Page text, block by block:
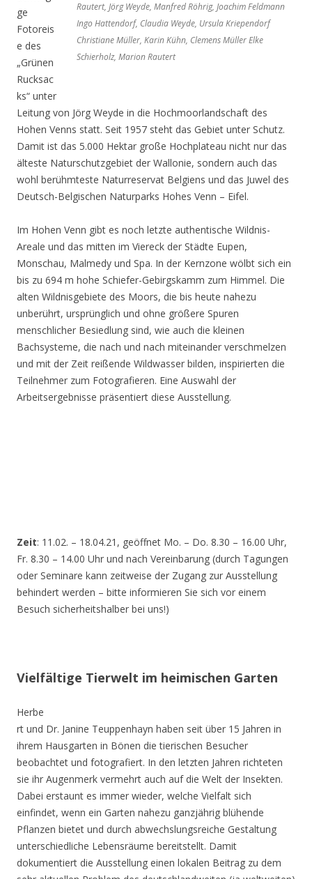
Rautert, Jörg Weyde, Manfred Röhrig, Joachim Feldmann
Ingo Hattendorf, Claudia Weyde, Ursula Kriependorf
Christiane Müller, Karin Kühn, Clemens Müller Elke
Schierholz, Marion Rautert
ge
Fotoreis
e des
„Grünen
Rucksac
ks“ unter
Leitung von Jörg Weyde in die Hochmoorlandschaft des
Hohen Venns statt. Seit 1957 steht das Gebiet unter Schutz.
Damit ist das 5.000 Hektar große Hochplateau nicht nur das
älteste Naturschutzgebiet der Wallonie, sondern auch das
wohl berühmteste Naturreservat Belgiens und das Juwel des
Deutsch-Belgischen Naturparks Hohes Venn – Eifel.
Im Hohen Venn gibt es noch letzte authentische Wildnis-
Areale und das mitten im Viereck der Städte Eupen,
Monschau, Malmedy und Spa. In der Kernzone wölbt sich ein
bis zu 694 m hohe Schiefer-Gebirgskamm zum Himmel. Die
alten Wildnisgebiete des Moors, die bis heute nahezu
unberührt, ursprünglich und ohne größere Spuren
menschlicher Besiedlung sind, wie auch die kleinen
Bachsysteme, die nach und nach miteinander verschmelzen
und mit der Zeit reißende Wildwasser bilden, inspirierten die
Teilnehmer zum Fotografieren. Eine Auswahl der
Arbeitsergebnisse präsentiert diese Ausstellung.
Zeit: 11.02. – 18.04.21, geöffnet Mo. – Do. 8.30 – 16.00 Uhr,
Fr. 8.30 – 14.00 Uhr und nach Vereinbarung (durch Tagungen
oder Seminare kann zeitweise der Zugang zur Ausstellung
behindert werden – bitte informieren Sie sich vor einem
Besuch sicherheitshalber bei uns!)
Vielfältige Tierwelt im heimischen Garten
Herbe
rt und Dr. Janine Teuppenhayn haben seit über 15 Jahren in
ihrem Hausgarten in Bönen die tierischen Besucher
beobachtet und fotografiert. In den letzten Jahren richteten
sie ihr Augenmerk vermehrt auch auf die Welt der Insekten.
Dabei erstaunt es immer wieder, welche Vielfalt sich
einfindet, wenn ein Garten nahezu ganzjährig blühende
Pflanzen bietet und durch abwechslungsreiche Gestaltung
unterschiedliche Lebensräume bereitstellt. Damit
dokumentiert die Ausstellung einen lokalen Beitrag zu dem